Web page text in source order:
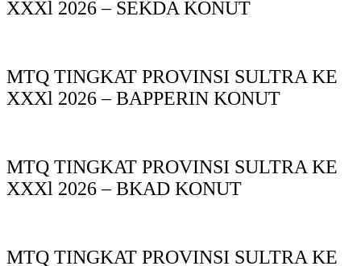
XXXl 2026 – SEKDA KONUT
MTQ TINGKAT PROVINSI SULTRA KE
XXXl 2026 – BAPPERIN KONUT
MTQ TINGKAT PROVINSI SULTRA KE
XXXl 2026 – BKAD KONUT
MTQ TINGKAT PROVINSI SULTRA KE